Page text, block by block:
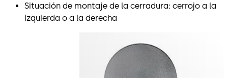
Situación de montaje de la cerradura: cerrojo a la
izquierda o a la derecha